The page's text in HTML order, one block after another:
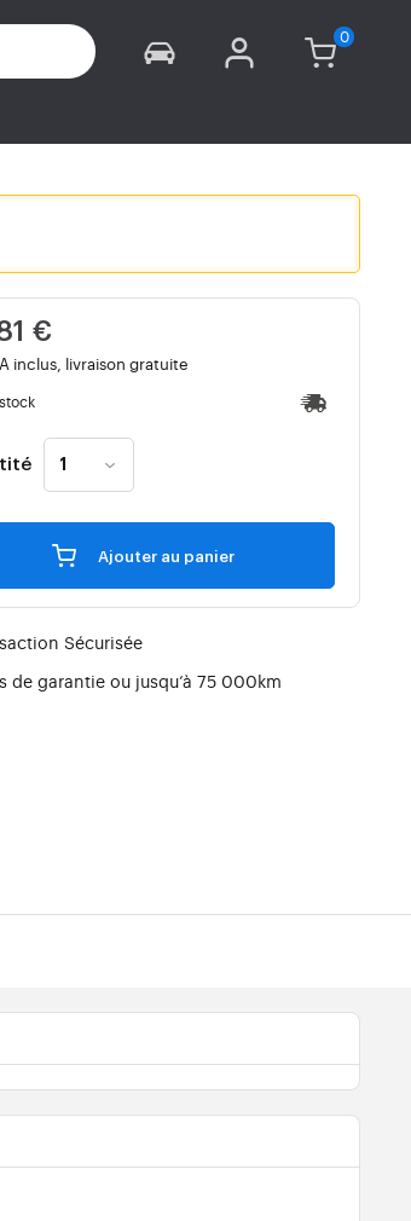
€
inclus, livraison gratuite
Ajouter au panier
Sécurisée
de garantie ou jusqu’à 75 000km